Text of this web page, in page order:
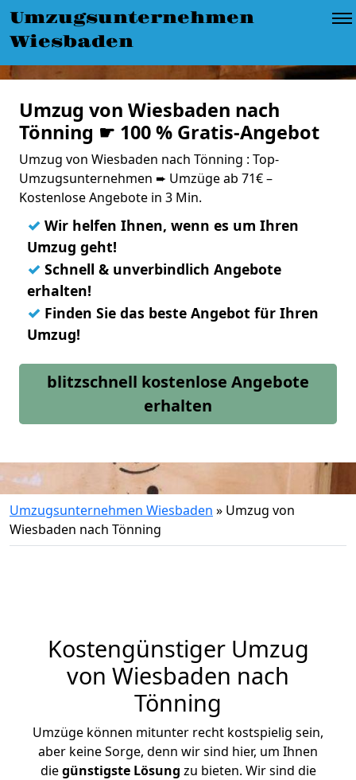
Umzugsunternehmen
Wiesbaden
Umzug von Wiesbaden nach
Tönning ☛ 100 % Gratis-Angebot
Umzug von Wiesbaden nach Tönning : Top-
Umzugsunternehmen ➨ Umzüge ab 71€ –
Kostenlose Angebote in 3 Min.
✓ Wir helfen Ihnen, wenn es um Ihren
Umzug geht!
✓ Schnell & unverbindlich Angebote
erhalten!
✓ Finden Sie das beste Angebot für Ihren
Umzug!
blitzschnell kostenlose Angebote
erhalten
Umzugsunternehmen Wiesbaden » Umzug von
Wiesbaden nach Tönning
Kostengünstiger Umzug
von Wiesbaden nach
Tönning
Umzüge können mitunter recht kostspielig sein,
aber keine Sorge, denn wir sind hier, um Ihnen
diegünstigste Lösung zu bieten. Wir sind die